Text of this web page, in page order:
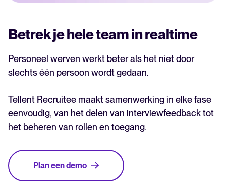
Betrek je hele team in realtime
Personeel werven werkt beter als het niet door
slechts één persoon wordt gedaan.
Tellent Recruitee maakt samenwerking in elke fase
eenvoudig, van het delen van interviewfeedback tot
het beheren van rollen en toegang.
Plan een demo